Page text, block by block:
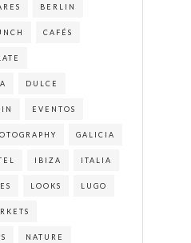
BERLIN
CAFÉS
DULCE
EVENTOS
GALICIA
IBIZA ITALIA
LOOKS LUGO
NATURE